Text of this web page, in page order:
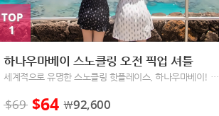
TOP
1
하나우마베이 스노클링 오전 픽업 셔틀
세계적으로 유명한 스노클링 핫플레이스, 하나우마베이! 하와이 여행 간다면 꼭 가봐야할 정말 아름다운 곳이에요
$69 $64 ￦92,600